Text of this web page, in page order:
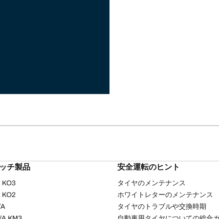
チ製品
KO3
KO2
安全運転のヒント
タイヤのメンテナンス
ホワイトレターのメンテナンス
タイヤのトラブルや交換時期